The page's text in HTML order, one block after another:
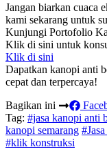
Jangan biarkan cuaca
kami sekarang untuk
Kunjungi Portofolio
Klik di sini untuk
Klik di sini
Dapatkan kanopi anti
cepat dan terpercaya!
Bagikan ini
Tag: #jasa kanopi anti
kanopi semarang
#klik konstruksi